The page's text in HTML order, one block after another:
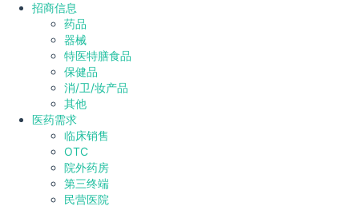
招商信息
药品
器械
特医特膳食品
保健品
消/卫/妆产品
其他
医药需求
临床销售
OTC
院外药房
第三终端
民营医院